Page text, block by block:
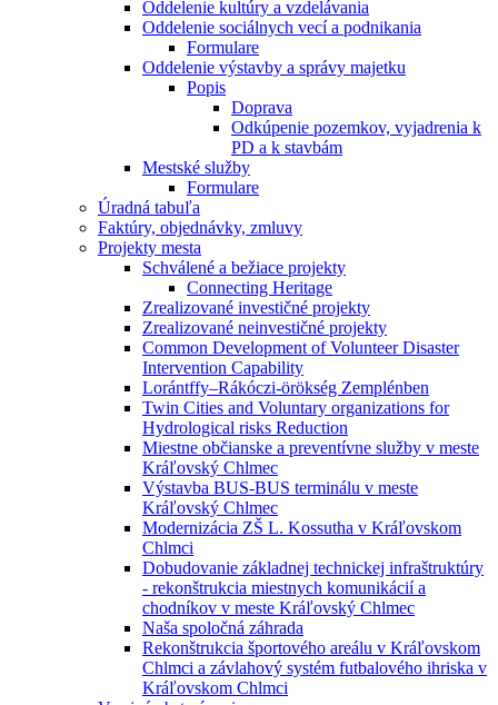
Oddelenie kultúry a vzdelávania
Oddelenie sociálnych vecí a podnikania
Formulare
Oddelenie výstavby a správy majetku
Popis
Doprava
Odkúpenie pozemkov, vyjadrenia k
PD a k stavbám
Mestské služby
Formulare
Úradná tabuľa
Faktúry, objednávky, zmluvy
Projekty mesta
Schválené a bežiace projekty
Connecting Heritage
Zrealizované investičné projekty
Zrealizované neinvestičné projekty
Common Development of Volunteer Disaster
Intervention Capability
Lorántffy–Rákóczi-örökség Zemplénben
Twin Cities and Voluntary organizations for
Hydrological risks Reduction
Miestne občianske a preventívne služby v meste
Kráľovský Chlmec
Výstavba BUS-BUS terminálu v meste
Kráľovský Chlmec
Modernizácia ZŠ L. Kossutha v Kráľovskom
Chlmci
Dobudovanie základnej technickej infraštruktúry
- rekonštrukcia miestnych komunikácií a
chodníkov v meste Kráľovský Chlmec
Naša spoločná záhrada
Rekonštrukcia športového areálu v Kráľovskom
Chlmci a závlahový systém futbalového ihriska v
Kráľovskom Chlmci